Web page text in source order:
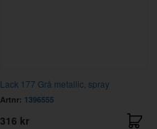
Lack 177 Grå metallic, spray
Artnr: 1396555
316 kr